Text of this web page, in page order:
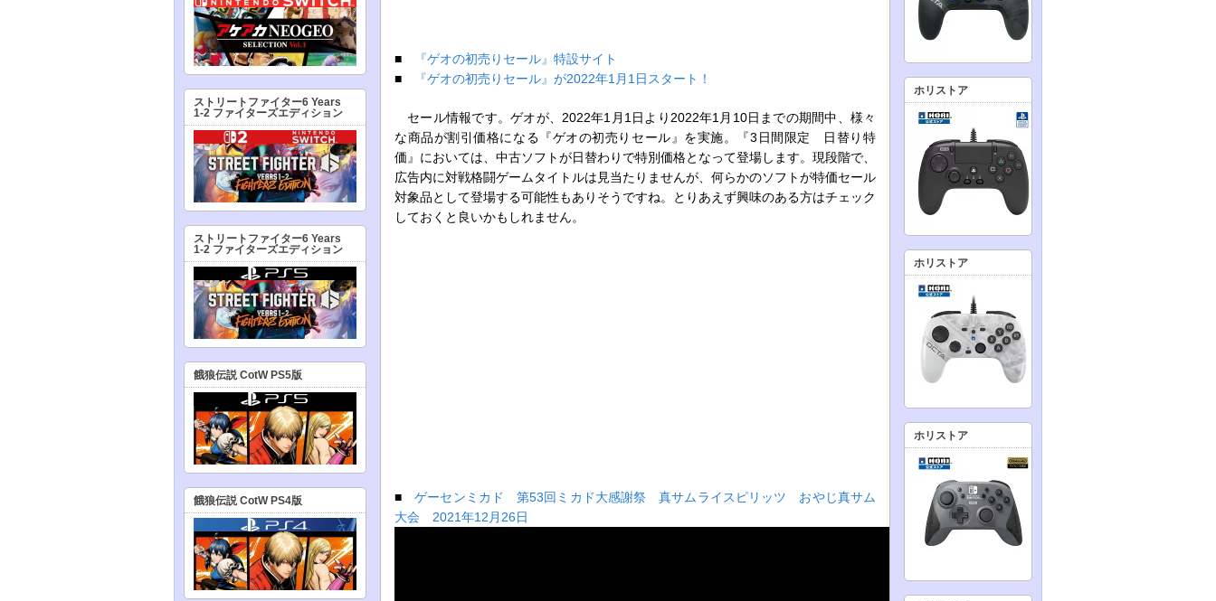
■
『ゲオの初売りセール』特設サイト
■
『ゲオの初売りセール』が2022年1月1日スタート！
セール情報です。ゲオが、2022年1月1日より2022年1月10日までの期間中、様々
な商品が割引価格になる『ゲオの初売りセール』を実施。『3日間限定 日替り特
価』においては、中古ソフトが日替わりで特別価格となって登場します。現段階で、
広告内に対戦格闘ゲームタイトルは見当たりませんが、何らかのソフトが特価セール
対象品として登場する可能性もありそうですね。とりあえず興味のある方はチェック
しておくと良いかもしれません。
■ゲーセンミカド 第53回ミカド大感謝祭 真サムライスピリッツ おやじ真サム
大会 2021年12月26日
ストリートファイター6 Years
1-2 ファイターズエディション
ストリートファイター6 Years
1-2 ファイターズエディション
餓狼伝説 CotW PS5版
餓狼伝説 CotW PS4版
ホリストア
ホリストア
ホリストア